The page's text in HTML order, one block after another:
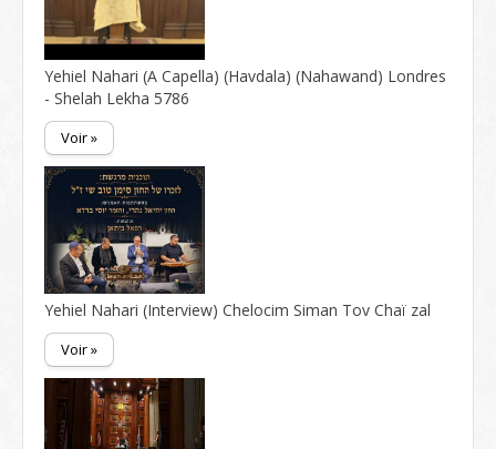
Yehiel Nahari (A Capella) (Havdala) (Nahawand) Londres
- Shelah Lekha 5786
Voir »
Yehiel Nahari (Interview) Chelocim Siman Tov Chaï zal
Voir »